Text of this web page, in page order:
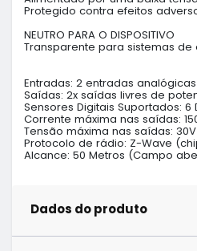
Protegido contra efeitos
NEUTRO PARA O DISPOSITIVO
Transparente para sistemas
Entradas: 2 entradas
Saídas: 2x saídas livres de
Sensores Digitais Suportados: 6
Corrente máxima nas saídas:
Tensão máxima nas saídas:
Protocolo de rádio: Z-Wave
Alcance: 50 Metros (Campo
Dados do produto